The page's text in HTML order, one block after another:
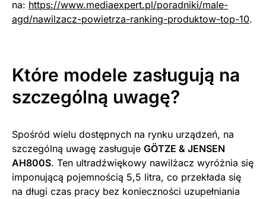
na: https://www.mediaexpert.pl/poradniki/male-
agd/nawilzacz-powietrza-ranking-produktow-top-10.
Które modele zasługują na
szczególną uwagę?
Spośród wielu dostępnych na rynku urządzeń, na
szczególną uwagę zasługuje GÖTZE & JENSEN
AH800S. Ten ultradźwiękowy nawilżacz wyróżnia się
imponującą pojemnością 5,5 litra, co przekłada się
na długi czas pracy bez konieczności uzupełniania